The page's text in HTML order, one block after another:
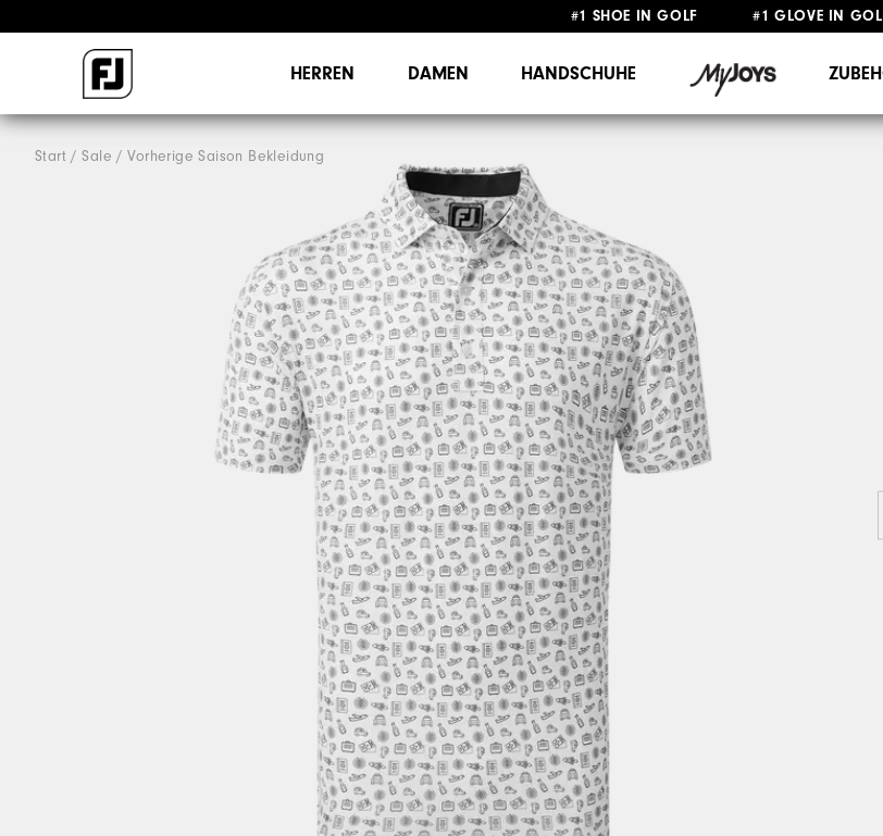
#1 SHOE IN GOLF #1 GLOVE IN
HERREN DAMEN HANDSCHUHE
Start Sale Vorherige Saison Bekleidung